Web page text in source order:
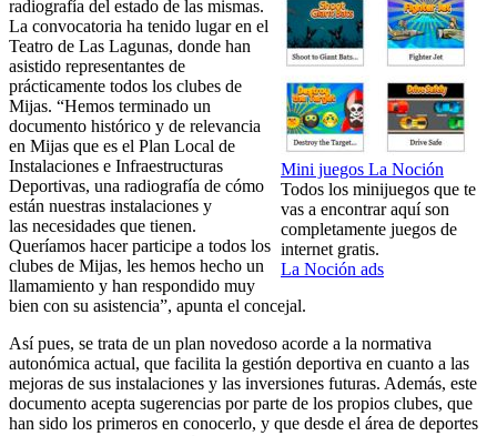
Mini juegos La Noción
Todos los minijuegos que te
vas a encontrar aquí son
completamente juegos de
internet gratis.
La Noción ads
radiografía del estado de las mismas.
La convocatoria ha tenido lugar en el
Teatro de Las Lagunas, donde han
asistido representantes de
prácticamente todos los clubes de
Mijas. “Hemos terminado un
documento histórico y de relevancia
en Mijas que es el Plan Local de
Instalaciones e Infraestructuras
Deportivas, una radiografía de cómo
están nuestras instalaciones y
las necesidades que tienen.
Queríamos hacer participe a todos los
clubes de Mijas, les hemos hecho un
llamamiento y han respondido muy
bien con su asistencia”, apunta el concejal.
Así pues, se trata de un plan novedoso acorde a la normativa
autonómica actual, que facilita la gestión deportiva en cuanto a las
mejoras de sus instalaciones y las inversiones futuras. Además, este
documento acepta sugerencias por parte de los propios clubes, que
han sido los primeros en conocerlo, y que desde el área de deportes